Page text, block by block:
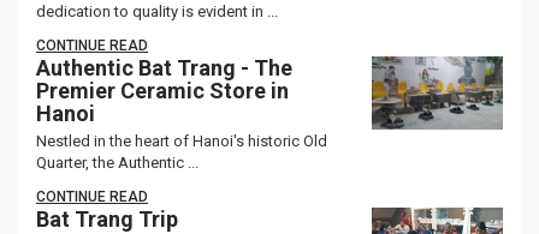
dedication to quality is evident in ...
CONTINUE READ
Authentic Bat Trang - The
Premier Ceramic Store in
Hanoi
Nestled in the heart of Hanoi's historic Old
Quarter, the Authentic ...
CONTINUE READ
Bat Trang Trip